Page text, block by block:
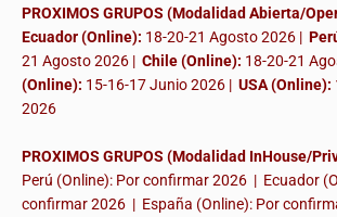
PROXIMOS GRUPOS (Modalidad Abierta/
Ecuador (Online): 18-20-21 Agosto 2026 |
21 Agosto 2026 | Chile (Online): 18-20-21
(Online): 15-16-17 Junio 2026 | USA (Online):
2026
PROXIMOS GRUPOS (Modalidad InHouse/
Perú (Online): Por confirmar 2026 | Ecuador
confirmar 2026 | España (Online): Por